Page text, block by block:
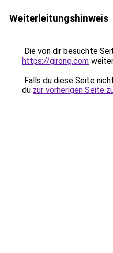
Weiterleitungshinweis
Die von dir besuchte
https://girong.com
Falls du diese Seite
du zur vorherigen Seite